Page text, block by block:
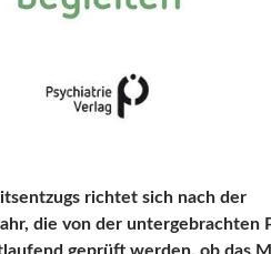
richtet sich nach der
die von der untergebrachten